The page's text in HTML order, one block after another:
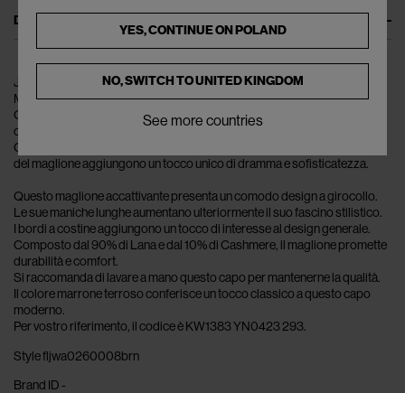
DESCRIPTION
JW ANDERSON ridefinisce l'eleganza moderna con il loro splendido
Maglione con Maniche a Sbuffo.
Questo capo spicco unisce la sartoria classica al design
contemporaneo, creando un'affermazione di moda senza tempo.
Composto da un lussuoso mix di lana e cashmere, le maniche a sbuffo
del maglione aggiungono un tocco unico di dramma e sofisticatezza.
Questo maglione accattivante presenta un comodo design a girocollo.
Le sue maniche lunghe aumentano ulteriormente il suo fascino stilistico.
I bordi a costine aggiungono un tocco di interesse al design generale.
Composto dal 90% di Lana e dal 10% di Cashmere, il maglione promette
durabilità e comfort.
Si raccomanda di lavare a mano questo capo per mantenerne la qualità.
Il colore marrone terroso conferisce un tocco classico a questo capo
moderno.
Per vostro riferimento, il codice è KW1383 YN0423 293.
Style fljwa0260008brn
Brand ID -
YES, CONTINUE ONPOLAND
NO, SWITCH TOUNITED KINGDOM
See more countries